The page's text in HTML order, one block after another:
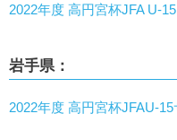
2022年度 高円宮杯JFA U-
岩手県：
2022年度 高円宮杯JFAU-